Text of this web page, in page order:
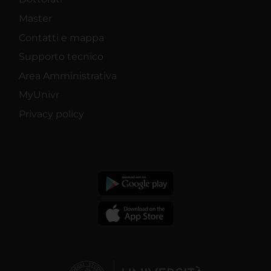
Master
Contatti e mappa
Supporto tecnico
Area Amministrativa
MyUnivr
Privacy policy